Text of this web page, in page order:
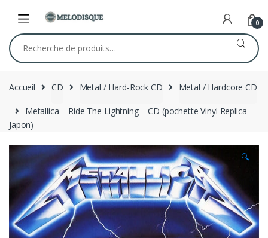
navigation
content
0
Recherche
pour :
Accueil CD Metal / Hard-Rock CD Metal / Hardcore CD
Metallica – Ride The Lightning – CD (pochette Vinyl Replica
Japon)
🔍